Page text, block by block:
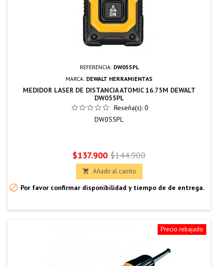
REFERENCIA: DW055PL
MARCA: DEWALT HERRAMIENTAS
MEDIDOR LASER DE DISTANCIA ATOMIC 16.75M DEWALT
DW055PL
Reseña(s): 0
DW055PL
Precio
$137.900 Precio
base
$144.900
 Añadir al carrito
 Por favor confirmar disponibilidad y tiempo de de entrega.
Precio rebajado